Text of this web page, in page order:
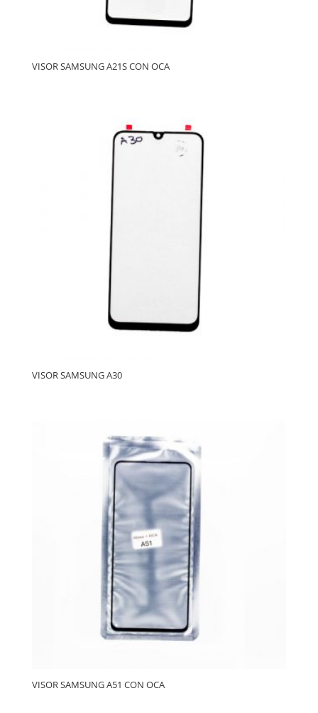
VISOR SAMSUNG A21S CON OCA
VISOR SAMSUNG A30
VISOR SAMSUNG A51 CON OCA